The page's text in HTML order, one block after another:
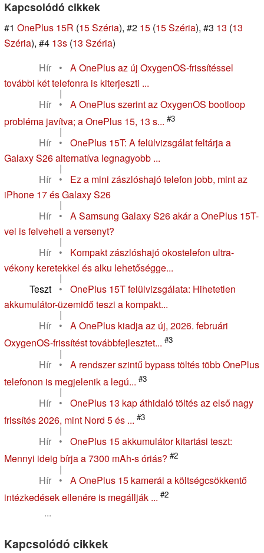
Kapcsolódó cikkek
#1 OnePlus 15R (15 Széria), #2 15 (15 Széria), #3 13 (13
Széria), #4 13s (13 Széria)
Hír
•
A OnePlus az új OxygenOS-frissítéssel
további két telefonra is kiterjeszti ...
|
Hír
•
A OnePlus szerint az OxygenOS bootloop
probléma javítva; a OnePlus 15, 13 s... #3
|
Hír
•
OnePlus 15T: A felülvizsgálat feltárja a
Galaxy S26 alternatíva legnagyobb ...
|
Hír
•
Ez a mini zászlóshajó telefon jobb, mint az
iPhone 17 és Galaxy S26
|
Hír
•
A Samsung Galaxy S26 akár a OnePlus 15T-
vel is felveheti a versenyt?
|
Hír
•
Kompakt zászlóshajó okostelefon ultra-
vékony keretekkel és alku lehetőségge...
|
Teszt
•
OnePlus 15T felülvizsgálata: Hihetetlen
akkumulátor-üzemidő teszi a kompakt...
|
Hír
•
A OnePlus kiadja az új, 2026. februári
OxygenOS-frissítést továbbfejlesztet... #3
|
Hír
•
A rendszer szintű bypass töltés több OnePlus
telefonon is megjelenik a legú... #3
|
Hír
•
OnePlus 13 kap áthidaló töltés az első nagy
frissítés 2026, mint Nord 5 és ... #3
|
Hír
•
OnePlus 15 akkumulátor kitartási teszt:
Mennyi ideig bírja a 7300 mAh-s óriás? #2
|
Hír
•
A OnePlus 15 kamerái a költségcsökkentő
intézkedések ellenére is megállják ... #2
...
Kapcsolódó cikkek